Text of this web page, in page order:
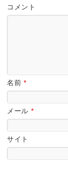
コメント
名前*
メール *
サイト